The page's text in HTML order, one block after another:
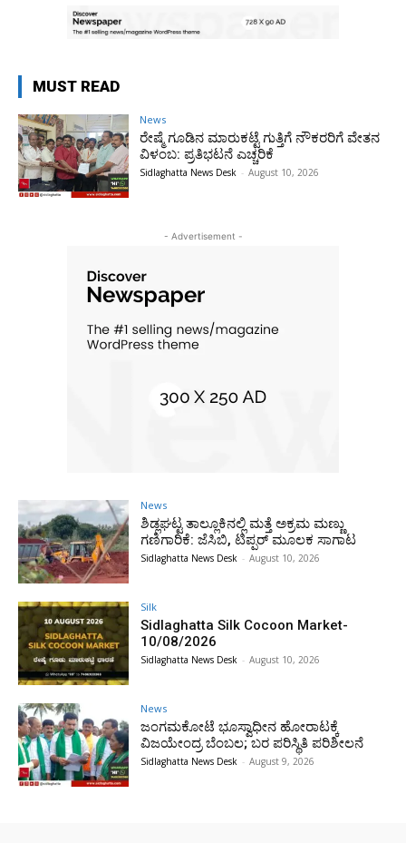
MUST READ
News
ರೇಷ್ಮೆ ಗೂಡಿನ ಮಾರುಕಟ್ಟೆ ಗುತ್ತಿಗೆ ನೌಕರರಿಗೆ ವೇತನ
ವಿಳಂಬ: ಪ್ರತಿಭಟನೆ ಎಚ್ಚರಿಕೆ
Sidlaghatta News Desk - August 10, 2026
- Advertisement -
News
ಶಿಡ್ಲಘಟ್ಟ ತಾಲ್ಲೂಕಿನಲ್ಲಿ ಮತ್ತೆ ಅಕ್ರಮ ಮಣ್ಣು
ಗಣಿಗಾರಿಕೆ: ಜೆಸಿಬಿ, ಟಿಪ್ಪರ್ ಮೂಲಕ ಸಾಗಾಟ
Sidlaghatta News Desk - August 10, 2026
Silk
Sidlaghatta Silk Cocoon Market-
10/08/2026
Sidlaghatta News Desk - August 10, 2026
News
ಜಂಗಮಕೋಟೆ ಭೂಸ್ವಾಧೀನ ಹೋರಾಟಕ್ಕೆ
ವಿಜಯೇಂದ್ರ ಬೆಂಬಲ; ಬರ ಪರಿಸ್ಥಿತಿ ಪರಿಶೀಲನೆ
Sidlaghatta News Desk - August 9, 2026